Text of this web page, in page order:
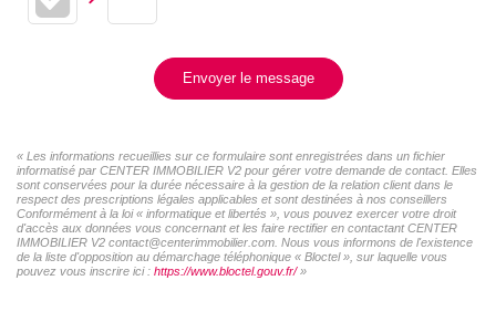
Envoyer le message
« Les informations recueillies sur ce formulaire sont enregistrées dans un fichier
informatisé par CENTER IMMOBILIER V2 pour gérer votre demande de contact. Elles
sont conservées pour la durée nécessaire à la gestion de la relation client dans le
respect des prescriptions légales applicables et sont destinées à nos conseillers
Conformément à la loi « informatique et libertés », vous pouvez exercer votre droit
d'accès aux données vous concernant et les faire rectifier en contactant CENTER
IMMOBILIER V2 contact@centerimmobilier.com. Nous vous informons de l'existence
de la liste d'opposition au démarchage téléphonique « Bloctel », sur laquelle vous
pouvez vous inscrire ici : https://www.bloctel.gouv.fr/»